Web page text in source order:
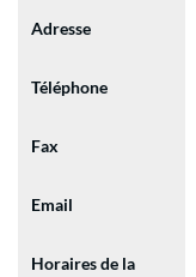
Adresse
Téléphone
Fax
Email
Horaires de la